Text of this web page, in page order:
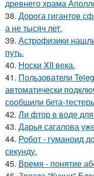
древнего храма
38. Дорога гигантов
а не тысяч лет.
39. Астрофизики
путь.
40. Носки XII века.
41. Пользователи
автоматически
сообщили бета-
42. Ли фтор в воде
43. Дарья сагалова
44. Робот - гуманоид
секунду.
45. Время - понятие